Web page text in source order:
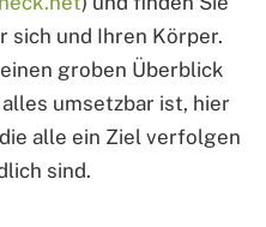
sich und Ihren Körper.
groben Überblick
umsetzbar ist, hier
alle ein Ziel verfolgen
sind.